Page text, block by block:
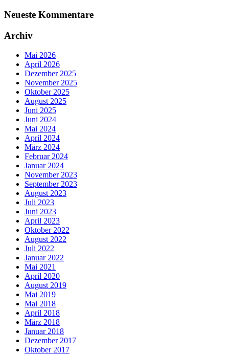
Neueste Kommentare
Archiv
Mai 2026
April 2026
Dezember 2025
November 2025
Oktober 2025
August 2025
Juni 2025
Juni 2024
Mai 2024
April 2024
März 2024
Februar 2024
Januar 2024
November 2023
September 2023
August 2023
Juli 2023
Juni 2023
April 2023
Oktober 2022
August 2022
Juli 2022
Januar 2022
Mai 2021
April 2020
August 2019
Mai 2019
Mai 2018
April 2018
März 2018
Januar 2018
Dezember 2017
Oktober 2017